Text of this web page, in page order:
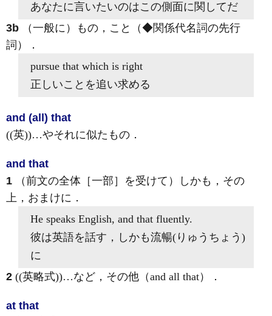
あなたに言いたいのはこの側面に関してだ
3b （一般に）もの，こと（◆関係代名詞の先行
詞）
．
pursue that which is right
正しいことを追い求める
and (all) that
((英))…やそれに似たもの ．
and that
1 （前文の全体［一部］を受けて）しかも，その
上，おまけに ．
He speaks English, and that fluently.
彼は英語を話す，しかも流暢(りゅうちょう)
に
2 ((英略式))…など，その他（and all that） ．
at that